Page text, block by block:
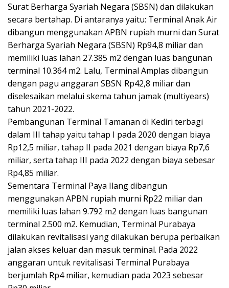
Surat Berharga Syariah Negara (SBSN) dan dilakukan
secara bertahap. Di antaranya yaitu: Terminal Anak Air
dibangun menggunakan APBN rupiah murni dan Surat
Berharga Syariah Negara (SBSN) Rp94,8 miliar dan
memiliki luas lahan 27.385 m2 dengan luas bangunan
terminal 10.364 m2. Lalu, Terminal Amplas dibangun
dengan pagu anggaran SBSN Rp42,8 miliar dan
diselesaikan melalui skema tahun jamak (multiyears)
tahun 2021-2022.
Pembangunan Terminal Tamanan di Kediri terbagi
dalam III tahap yaitu tahap I pada 2020 dengan biaya
Rp12,5 miliar, tahap II pada 2021 dengan biaya Rp7,6
miliar, serta tahap III pada 2022 dengan biaya sebesar
Rp4,85 miliar.
Sementara Terminal Paya Ilang dibangun
menggunakan APBN rupiah murni Rp22 miliar dan
memiliki luas lahan 9.792 m2 dengan luas bangunan
terminal 2.500 m2. Kemudian, Terminal Purabaya
dilakukan revitalisasi yang dilakukan berupa perbaikan
jalan akses keluar dan masuk terminal. Pada 2022
anggaran untuk revitalisasi Terminal Purabaya
berjumlah Rp4 miliar, kemudian pada 2023 sebesar